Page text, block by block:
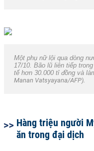
Một phụ nữ lội qua dòng
17/10. Bão lũ liên tiếp
tế hơn 30.000 tỉ đồng và
Manan Vatsyayana/AFP).
Hàng triệu người
ăn trong đại dịch